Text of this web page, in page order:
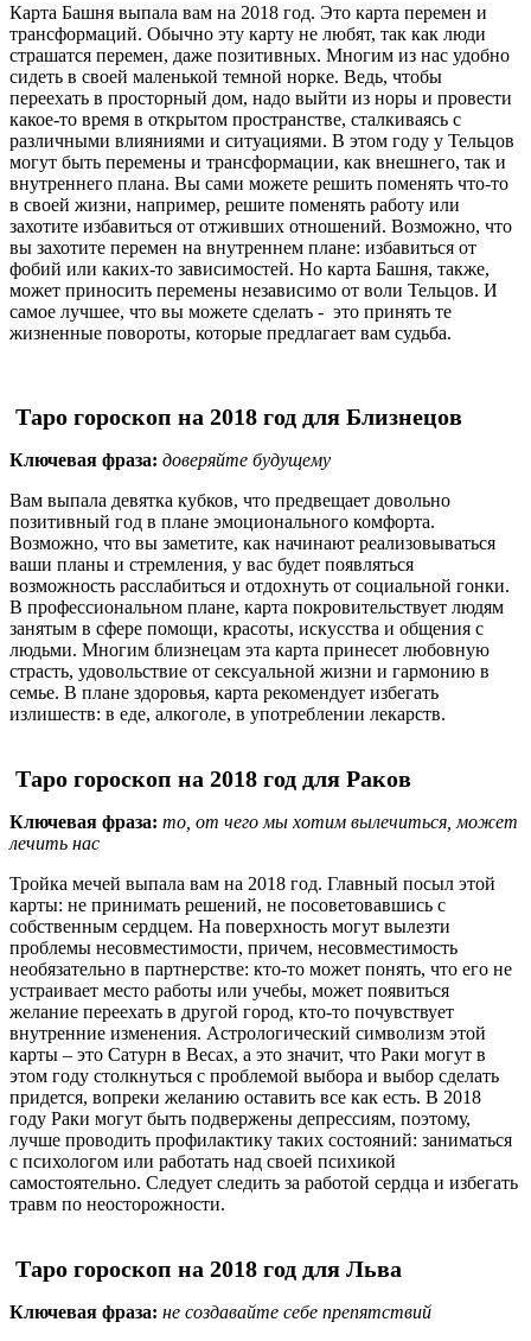
Карта Башня выпала вам на 2018 год. Это карта перемен и
трансформаций. Обычно эту карту не любят, так как люди
страшатся перемен, даже позитивных. Многим из нас удобно
сидеть в своей маленькой темной норке. Ведь, чтобы
переехать в просторный дом, надо выйти из норы и провести
какое-то время в открытом пространстве, сталкиваясь с
различными влияниями и ситуациями. В этом году у Тельцов
могут быть перемены и трансформации, как внешнего, так и
внутреннего плана. Вы сами можете решить поменять что-то
в своей жизни, например, решите поменять работу или
захотите избавиться от отживших отношений. Возможно, что
вы захотите перемен на внутреннем плане: избавиться от
фобий или каких-то зависимостей. Но карта Башня, также,
может приносить перемены независимо от воли Тельцов. И
самое лучшее, что вы можете сделать - это принять те
жизненные повороты, которые предлагает вам судьба.
Таро гороскоп на 2018 год для Близнецов
Ключевая фраза: доверяйте будущему
Вам выпала девятка кубков, что предвещает довольно
позитивный год в плане эмоционального комфорта.
Возможно, что вы заметите, как начинают реализовываться
ваши планы и стремления, у вас будет появляться
возможность расслабиться и отдохнуть от социальной гонки.
В профессиональном плане, карта покровительствует людям
занятым в сфере помощи, красоты, искусства и общения с
людьми. Многим близнецам эта карта принесет любовную
страсть, удовольствие от сексуальной жизни и гармонию в
семье. В плане здоровья, карта рекомендует избегать
излишеств: в еде, алкоголе, в употреблении лекарств.
Таро гороскоп на 2018 год для Раков
Ключевая фраза: то, от чего мы хотим вылечиться, может
лечить нас
Тройка мечей выпала вам на 2018 год. Главный посыл этой
карты: не принимать решений, не посоветовавшись с
собственным сердцем. На поверхность могут вылезти
проблемы несовместимости, причем, несовместимость
необязательно в партнерстве: кто-то может понять, что его не
устраивает место работы или учебы, может появиться
желание переехать в другой город, кто-то почувствует
внутренние изменения. Астрологический символизм этой
карты – это Сатурн в Весах, а это значит, что Раки могут в
этом году столкнуться с проблемой выбора и выбор сделать
придется, вопреки желанию оставить все как есть. В 2018
году Раки могут быть подвержены депрессиям, поэтому,
лучше проводить профилактику таких состояний: заниматься
с психологом или работать над своей психикой
самостоятельно. Следует следить за работой сердца и избегать
травм по неосторожности.
Таро гороскоп на 2018 год для Льва
Ключевая фраза: не создавайте себе препятствий